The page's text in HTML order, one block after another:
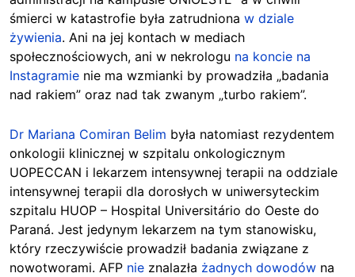
śmierci w katastrofie była zatrudniona w dziale
żywienia. Ani na jej kontach w mediach
społecznościowych, ani w nekrologu na koncie na
Instagramie nie ma wzmianki by prowadziła „badania
nad rakiem” oraz nad tak zwanym „turbo rakiem”.
Dr Mariana Comiran Belim była natomiast rezydentem
onkologii klinicznej w szpitalu onkologicznym
UOPECCAN i lekarzem intensywnej terapii na oddziale
intensywnej terapii dla dorosłych w uniwersyteckim
szpitalu HUOP – Hospital Universitário do Oeste do
Paraná. Jest jedynym lekarzem na tym stanowisku,
który rzeczywiście prowadził badania związane z
nowotworami. AFP nie znalazła żadnych dowodów na